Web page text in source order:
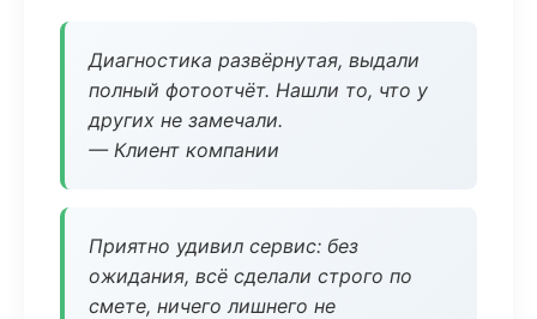
Диагностика развёрнутая, выдали
полный фотоотчёт. Нашли то, что у
других не замечали.
— Клиент компании
Приятно удивил сервис: без
ожидания, всё сделали строго по
смете, ничего лишнего не